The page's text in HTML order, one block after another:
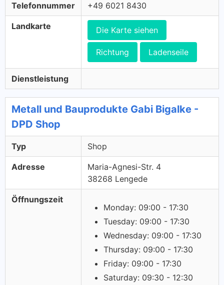
Telefonnummer +49 6021 8430
Landkarte Die Karte siehen
Richtung Ladenseile
Dienstleistung
Metall und Bauprodukte Gabi Bigalke -
DPD Shop
Typ Shop
Adresse
Maria-Agnesi-Str. 4
38268 Lengede
Öffnungszeit
Monday: 09:00 - 17:30
Tuesday: 09:00 - 17:30
Wednesday: 09:00 - 17:30
Thursday: 09:00 - 17:30
Friday: 09:00 - 17:30
Saturday: 09:30 - 12:30